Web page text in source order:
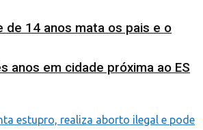
de 14 anos mata os pais e o
anos em cidade próxima ao ES